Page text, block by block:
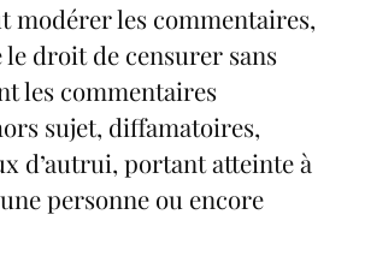
modérer les commentaires,
le droit de censurer sans
les commentaires
sujet, diffamatoires,
d’autrui, portant atteinte à
personne ou encore